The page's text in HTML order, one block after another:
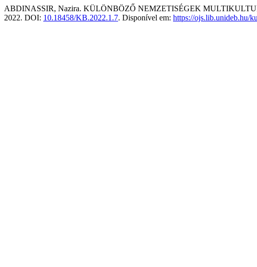
ABDINASSIR, Nazira. KÜLÖNBÖZŐ NEMZETISÉGEK
2022. DOI: 10.18458/KB.2022.1.7. Disponível em: https://ojs.lib.unideb.hu/